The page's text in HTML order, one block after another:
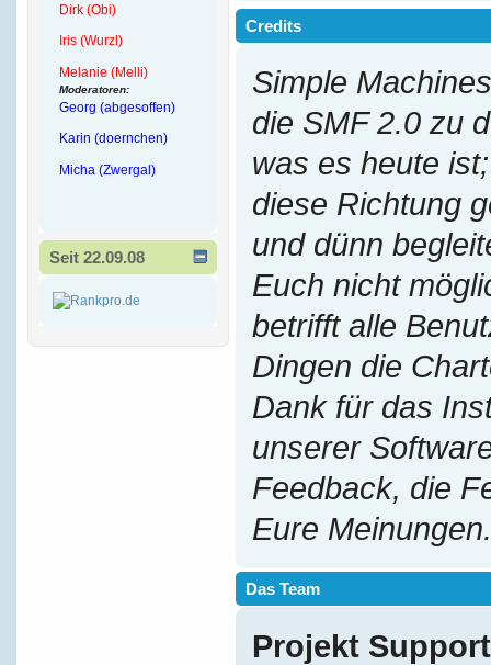
Dirk (Obi)
Iris (Wurzl)
Melanie (Melli)
Moderatoren:
Georg (abgesoffen)
Karin (doernchen)
Micha (Zwergal)
Seit 22.09.08
Credits
Simple
die SMF 2.0 zu
was es heute
diese Richtung
und dünn
Euch nicht
betrifft alle
Dingen die
Dank für das
unserer
Feedback, die
Eure Meinungen.
Das Team
Projekt Support